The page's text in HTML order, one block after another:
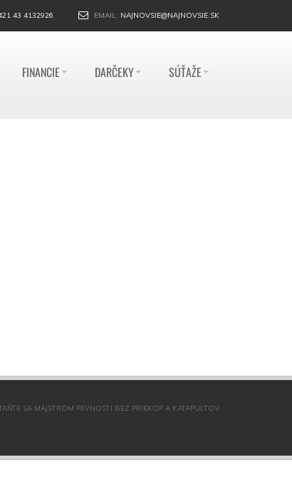
43 4132926 EMAIL: NAJNOVSIE@NAJNOVSIE.SK
FINANCIE DARČEKY SÚŤAŽE
SA MAJSTROM PEVNOSTI BEZ PRIEKOP A KATAPULTOV